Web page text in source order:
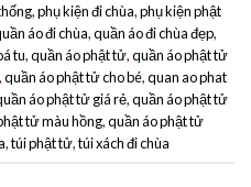
,phụ kiện đi chùa,phụ kiện phật
áo đi chùa,quần áo đi chùa đẹp,
tu,quần áo phật tử,quần áo phật tử
,quần áo phật tử cho bé,quan ao phat
áo phật tử giá rẻ,quần áo phật tử
tử màu hồng,quần áo phật tử
,túi phật tử,túi xách đi chùa